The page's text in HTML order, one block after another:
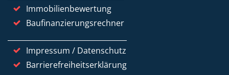
Immobilienbewertung
Baufinanzierungsrechner
Impressum / Datenschutz
Barrierefreiheitserklärung